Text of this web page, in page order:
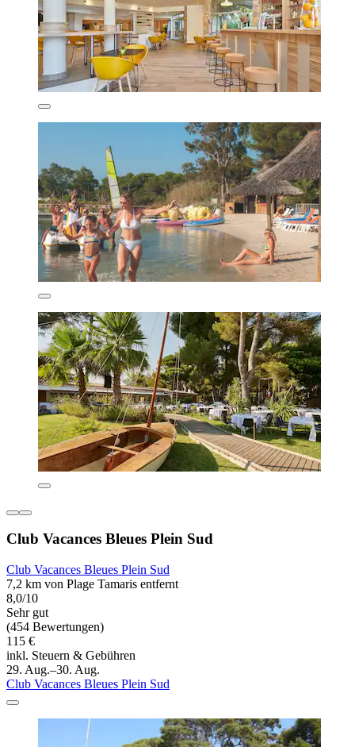
Club Vacances Bleues Plein Sud
Club Vacances Bleues Plein Sud
7,2 km von Plage Tamaris entfernt
8,0/10
Sehr gut
(454 Bewertungen)
115 €
inkl. Steuern & Gebühren
29. Aug.–30. Aug.
Club Vacances Bleues Plein Sud